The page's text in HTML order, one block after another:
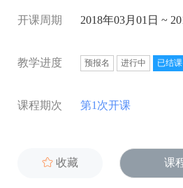
开课周期 2018年03月01日 ~
教学进度 预报名 进行中 已结课
课程期次 第1次开课
 收藏 课